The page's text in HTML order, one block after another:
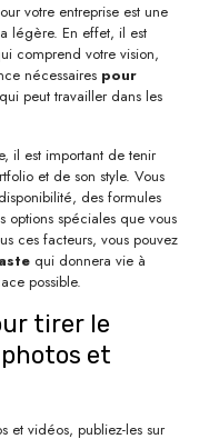
votre entreprise est une
légère. En effet, il est
comprend votre vision,
nécessaires pour
peut travailler dans les
il est important de tenir
et de son style. Vous
des formules
options spéciales que vous
ces facteurs, vous pouvez
qui donnera vie à
possible.
tirer le
et
et vidéos, publiez-les sur